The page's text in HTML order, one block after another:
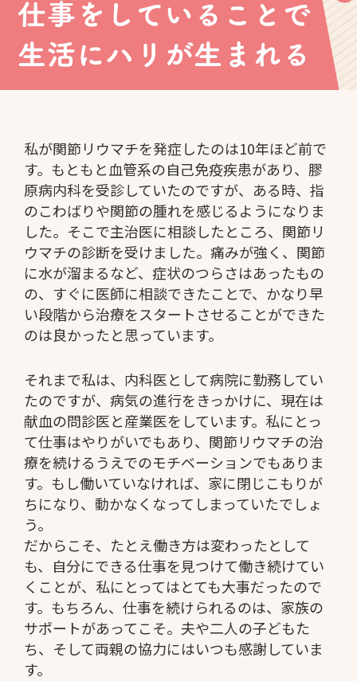
私が関節リウマチを発症したのは10年ほど前で
す。もともと血管系の自己免疫疾患があり、膠
原病内科を受診していたのですが、ある時、指
のこわばりや関節の腫れを感じるようになりま
した。そこで主治医に相談したところ、関節リ
ウマチの診断を受けました。痛みが強く、関節
に水が溜まるなど、症状のつらさはあったもの
の、すぐに医師に相談できたことで、かなり早
い段階から治療をスタートさせることができた
のは良かったと思っています。
それまで私は、内科医として病院に勤務してい
たのですが、病気の進行をきっかけに、現在は
献血の問診医と産業医をしています。私にとっ
て仕事はやりがいでもあり、関節リウマチの治
療を続けるうえでのモチベーションでもありま
す。もし働いていなければ、家に閉じこもりが
ちになり、動かなくなってしまっていたでしょ
う。
だからこそ、たとえ働き方は変わったとして
も、自分にできる仕事を見つけて働き続けてい
くことが、私にとってはとても大事だったので
す。もちろん、仕事を続けられるのは、家族の
サポートがあってこそ。夫や二人の子どもた
ち、そして両親の協力にはいつも感謝していま
す。